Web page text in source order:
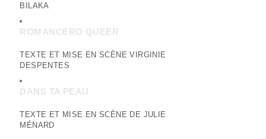
BILAKA
ROMANCERO QUEER
TEXTE ET MISE EN SCÈNE VIRGINIE
DESPENTES
DANS TA PEAU
TEXTE ET MISE EN SCÈNE DE JULIE
MÉNARD